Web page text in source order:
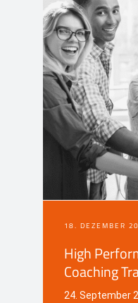
18. DEZEMBER
High
Coaching
24. September